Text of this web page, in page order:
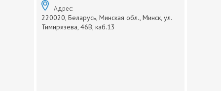
Адрес:
220020, Беларусь, Минская обл., Минск, ул.
Тимирязева, 46В, каб.13